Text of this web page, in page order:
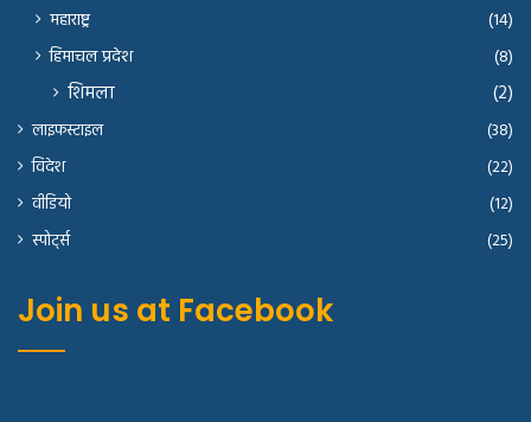
महाराष्ट्र
(14)
हिमाचल प्रदेश
(8)
शिमला (2)
लाइफस्टाइल
(38)
विदेश
(22)
वीडियो
(12)
स्पोर्ट्स
(25)
Join us at Facebook